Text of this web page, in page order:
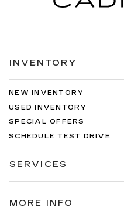
INVENTORY
NEW INVENTORY
USED INVENTORY
SPECIAL OFFERS
SCHEDULE TEST DRIVE
SERVICES
MORE INFO